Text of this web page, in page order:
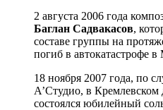
2 августа 2006 года
Баглан Садвакасов,
составе группы на
погиб в автокатастрофе в
18 ноября 2007 года, по
А’Студио, в
состоялся юбилейный